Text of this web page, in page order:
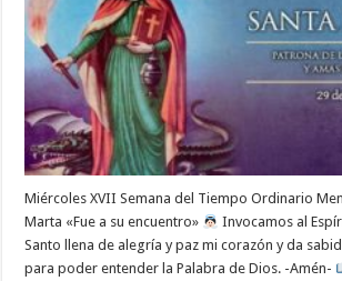
Miércoles XVII Semana del Tiempo Ordinario
Marta «Fue a su encuentro»
Invocamos al
Santo llena de alegría y paz mi corazón y da
para poder entender la Palabra de Dios. -Amén-